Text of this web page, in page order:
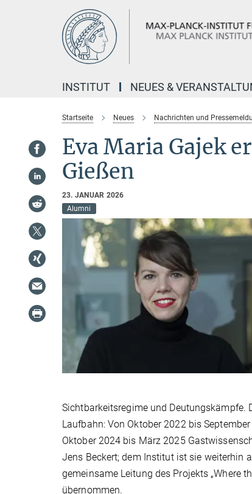
INSTITUT NEUES &
Startseite Neues Nachrichten und
Eva Maria Gajek
Gießen
23. JANUAR 2026
Alumni
Sichtbarkeitsregime und Deutungskämpfe.
Laufbahn: Von Oktober 2022 bis
Oktober 2024 bis März 2025
Jens Beckert; dem Institut ist sie weiterhin
gemeinsame Leitung des Projekts „Where
übernommen.